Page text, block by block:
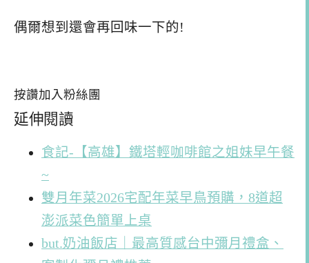
偶爾想到還會再回味一下的!
按讚加入粉絲團
延伸閱讀
食記-【高雄】鐵塔輕咖啡館之姐妹早午餐
~
雙月年菜2026宅配年菜早鳥預購，8道超
澎派菜色簡單上桌
but.奶油飯店｜最高質感台中彌月禮盒、